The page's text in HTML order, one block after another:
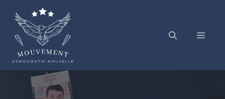
contenu
Menu